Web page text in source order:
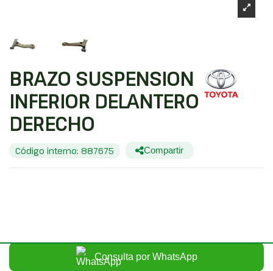
BRAZO SUSPENSION
INFERIOR DELANTERO
DERECHO
Código interno: 887675 Compartir
Consulta por WhatsApp